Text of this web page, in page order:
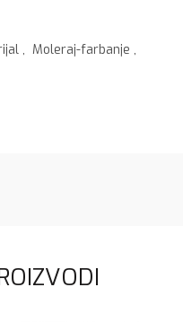
, Moleraj-farbanje ,